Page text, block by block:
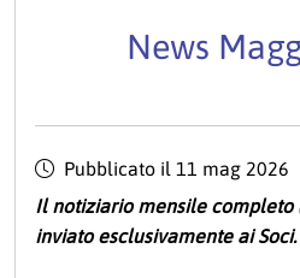
News
Pubblicato il 11 mag 2026
Il notiziario mensile completo
inviato esclusivamente ai Soci.